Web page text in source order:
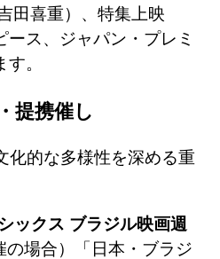
田喜重）、特集上映
ース、ジャパン・プレミ
。
提携催し
化的な多様性を深める重
ックス ブラジル映画週
の場合）「日本・ブラジ